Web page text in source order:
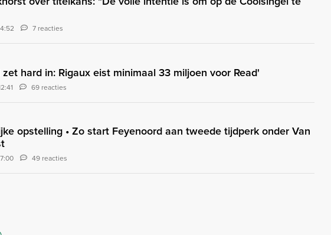
7 reacties
hard in: Rigaux eist minimaal 33 miljoen voor Read'
69 reacties
opstelling • Zo start Feyenoord aan tweede tijdperk onder Van
49 reacties